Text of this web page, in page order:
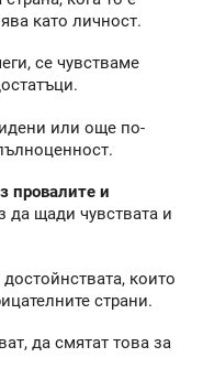
като личност.
се чувстваме
или още по-
провалите и
да щади чувствата и
които
страни.
да смятат това за